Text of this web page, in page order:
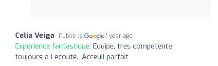
Celia Veiga Publié le 1 year ago
Expérience fantastique: Equipe, tres competente,
toujours a l ecoute.. Acceuil parfait